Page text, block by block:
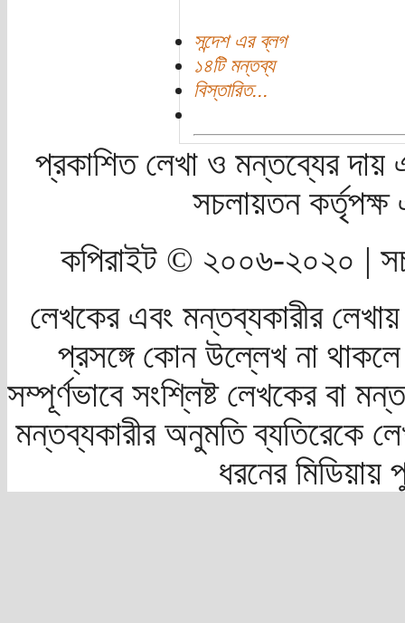
সন্দেশ এর ব্লগ
১৪টি মন্তব্য
বিস্তারিত...
প্রকাশিত লেখা ও মন্তব্যের দায়
সচলায়তন
কপিরাইট © ২০০৬-২০২০ |
লেখকের এবং মন্তব্যকারীর
প্রসঙ্গে কোন উল্লেখ না
সম্পূর্ণভাবে সংশ্লিষ্ট লেখকের বা
মন্তব্যকারীর অনুমতি ব্যতিরেকে
ধরনের মিডিয়ায়